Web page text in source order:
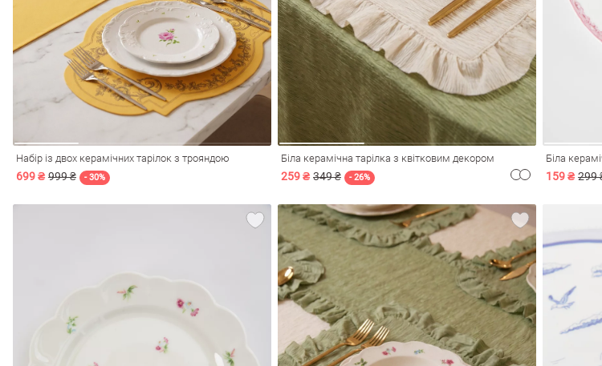
Набір із двох керамічних тарілок з трояндою
699 ₴ 999 ₴ - 30%
Біла керамічна тарілка з квітковим декором
259 ₴ 349 ₴ - 26%
Біла
159 ₴ 299